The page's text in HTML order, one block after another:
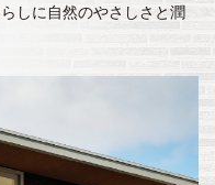
しに自然のやさしさと潤